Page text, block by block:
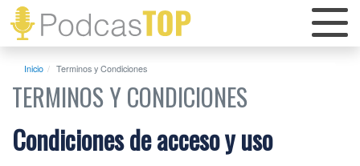
Inicio Terminos y Condiciones
TERMINOS Y CONDICIONES
Condiciones de acceso y uso